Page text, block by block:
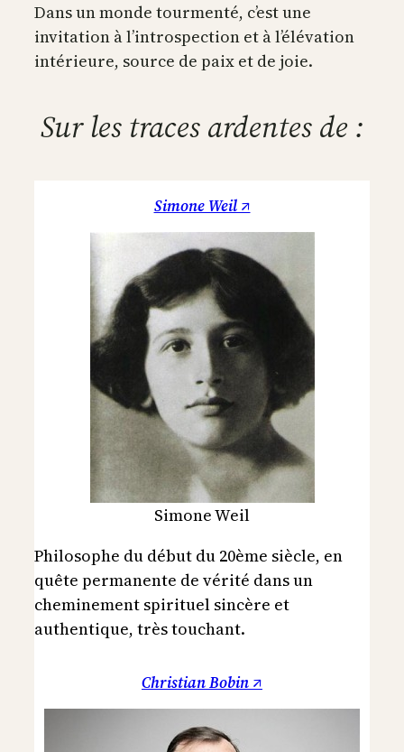
Dans un monde tourmenté, c’est une
invitation à l’introspection et à l’élévation
intérieure, source de paix et de joie.
Sur les traces ardentes de :
Simone Weil ↗
Simone Weil
Philosophe du début du 20ème siècle, en
quête permanente de vérité dans un
cheminement spirituel sincère et
authentique, très touchant.
Christian Bobin ↗